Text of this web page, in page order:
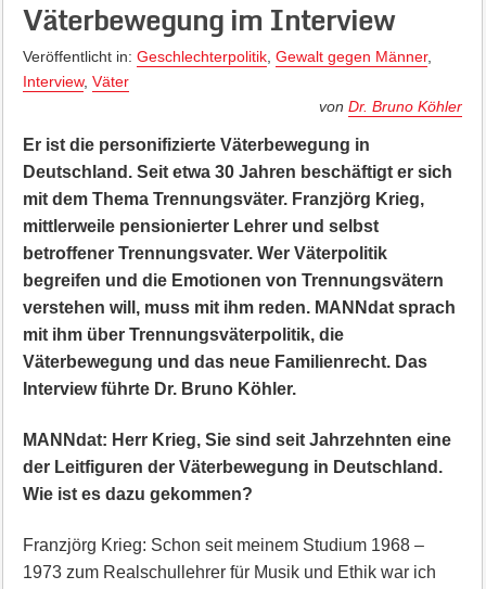
Väterbewegung im Interview
Veröffentlicht in: Geschlechterpolitik, Gewalt gegen Männer,
Interview, Väter
vonDr. Bruno Köhler
Er ist die personifizierte Väterbewegung in
Deutschland. Seit etwa 30 Jahren beschäftigt er sich
mit dem Thema Trennungsväter. Franzjörg Krieg,
mittlerweile pensionierter Lehrer und selbst
betroffener Trennungsvater. Wer Väterpolitik
begreifen und die Emotionen von Trennungsvätern
verstehen will, muss mit ihm reden. MANNdat sprach
mit ihm über Trennungsväterpolitik, die
Väterbewegung und das neue Familienrecht. Das
Interview führte Dr. Bruno Köhler.
MANNdat: Herr Krieg, Sie sind seit Jahrzehnten eine
der Leitfiguren der Väterbewegung in Deutschland.
Wie ist es dazu gekommen?
Franzjörg Krieg: Schon seit meinem Studium 1968 –
1973 zum Realschullehrer für Musik und Ethik war ich